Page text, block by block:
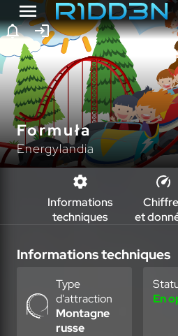
Formuła
Energylandia
Informations
techniques
et
Informations techniques
Type
d'attraction
Montagne
russe
En